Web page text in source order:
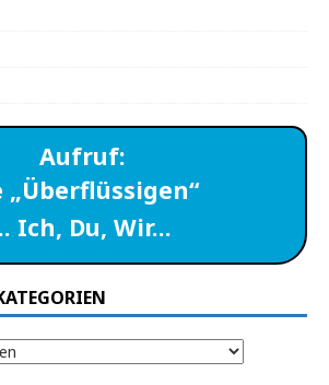
Aufruf:
„Überflüssigen“
Ich, Du, Wir…